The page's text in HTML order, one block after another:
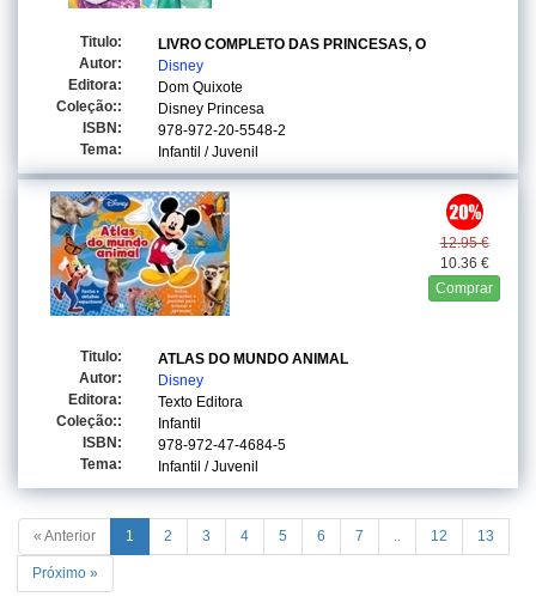
Titulo:
LIVRO COMPLETO DAS PRINCESAS, O
Autor:
Disney
Editora:
Dom Quixote
Coleção::
Disney Princesa
ISBN:
978-972-20-5548-2
Tema:
Infantil / Juvenil
12.95 €
10.36 €
Comprar
Titulo:
ATLAS DO MUNDO ANIMAL
Autor:
Disney
Editora:
Texto Editora
Coleção::
Infantil
ISBN:
978-972-47-4684-5
Tema:
Infantil / Juvenil
« Anterior 1 2 3 4 5 6 7 .. 12 13
Próximo »